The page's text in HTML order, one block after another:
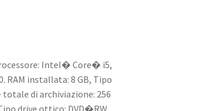
Intel� Core� i5,
RAM installata: 8 GB, Tipo
totale di archiviazione: 256
drive ottico: DVD�RW.